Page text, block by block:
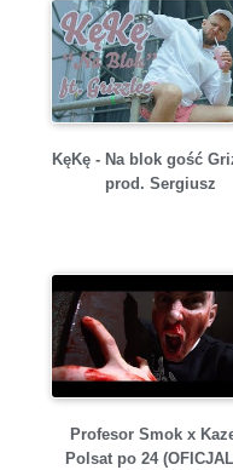
KęKę - Na blok gość
prod. Sergiusz
Profesor Smok x
Polsat po 24